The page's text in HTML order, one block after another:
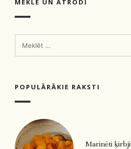
MEKLĒ UN ATRODI
POPULĀRĀKIE RAKSTI
Marinēti ķirbji